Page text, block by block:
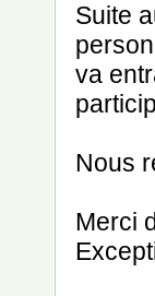
Suite
va
Nous
Merci